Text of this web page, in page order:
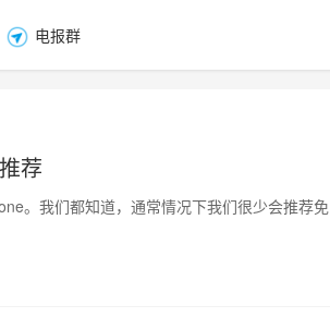
电报群
荐
。我们都知道，通常情况下我们很少会推荐免